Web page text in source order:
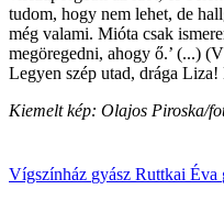
tudom, hogy nem lehet, de
még valami. Mióta csak
megöregedni, ahogy ő.’ (...)
Legyen szép utad, drága
Kiemelt kép: Olajos Piroska/
Vígszínház gyász Ruttkai Éva